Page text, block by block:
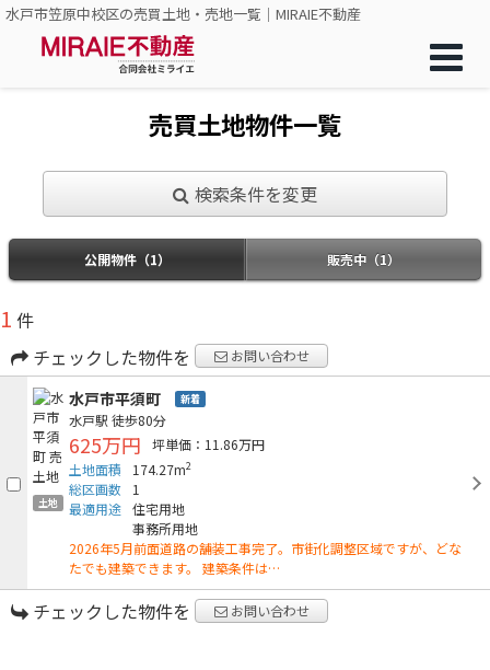
水戸市笠原中校区の売買土地・売地一覧｜MIRAIE不動産
売買土地物件一覧
検索条件を変更
公開物件（1） 販売中（1）
1 件
チェックした物件を
お問い合わせ
土地
水戸市平須町 新着
水戸駅 徒歩80分
625万円
坪単価：11.86万円
土地面積
174.27m2
総区画数
1
最適用途 住宅用地
事務所用地
2026年5月前面道路の舗装工事完了。市街化調整区域ですが、どな
たでも建築できます。 建築条件は…
チェックした物件を お問い合わせ